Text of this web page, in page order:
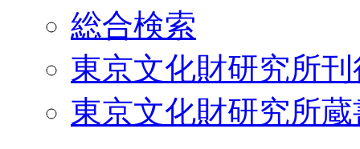
総合検索
東京文化財研究所
東京文化財研究所